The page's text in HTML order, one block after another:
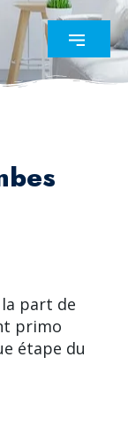
part de
primo
étape du